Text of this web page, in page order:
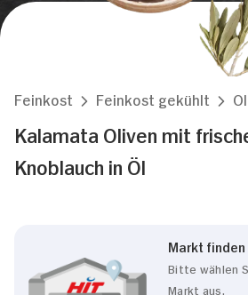
Feinkost Feinkost gekühlt
Kalamata Oliven mit
Knoblauch in Öl
Markt finden
Bitte wählen
Markt aus,